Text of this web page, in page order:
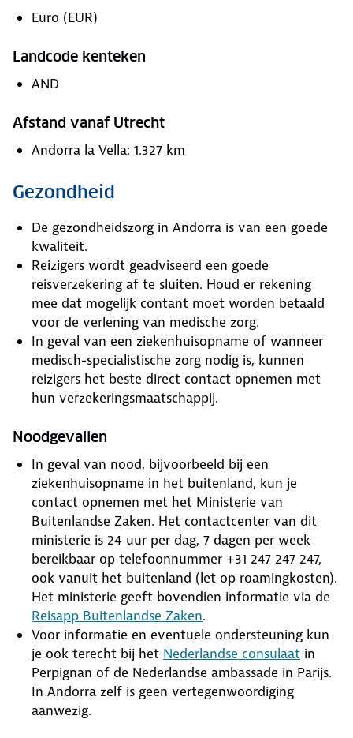
Euro (EUR)
Landcode kenteken
AND
Afstand vanaf Utrecht
Andorra la Vella: 1.327 km
Gezondheid
De gezondheidszorg in Andorra is van een goede
kwaliteit.
Reizigers wordt geadviseerd een goede
reisverzekering af te sluiten. Houd er rekening
mee dat mogelijk contant moet worden betaald
voor de verlening van medische zorg.
In geval van een ziekenhuisopname of wanneer
medisch-specialistische zorg nodig is, kunnen
reizigers het beste direct contact opnemen met
hun verzekeringsmaatschappij.
Noodgevallen
In geval van nood, bijvoorbeeld bij een
ziekenhuisopname in het buitenland, kun je
contact opnemen met het Ministerie van
Buitenlandse Zaken. Het contactcenter van dit
ministerie is 24 uur per dag, 7 dagen per week
bereikbaar op telefoonnummer +31 247 247 247,
ook vanuit het buitenland (let op roamingkosten).
Het ministerie geeft bovendien informatie via de
Reisapp Buitenlandse Zaken.
Voor informatie en eventuele ondersteuning kun
je ook terecht bij het Nederlandse consulaat in
Perpignan of de Nederlandse ambassade in Parijs.
In Andorra zelf is geen vertegenwoordiging
aanwezig.